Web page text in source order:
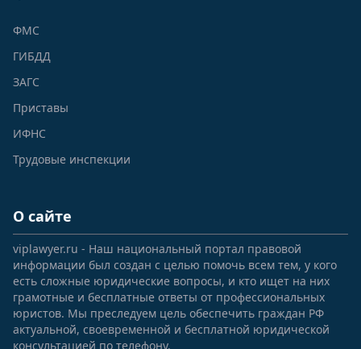
ФМС
ГИБДД
ЗАГС
Приставы
ИФНС
Трудовые инспекции
О сайте
viplawyer.ru - Наш национальный портал правовой
информации был создан с целью помочь всем тем, у кого
есть сложные юридические вопросы, и кто ищет на них
грамотные и бесплатные ответы от профессиональных
юристов. Мы преследуем цель обеспечить граждан РФ
актуальной, своевременной и бесплатной юридической
консультацией по телефону.